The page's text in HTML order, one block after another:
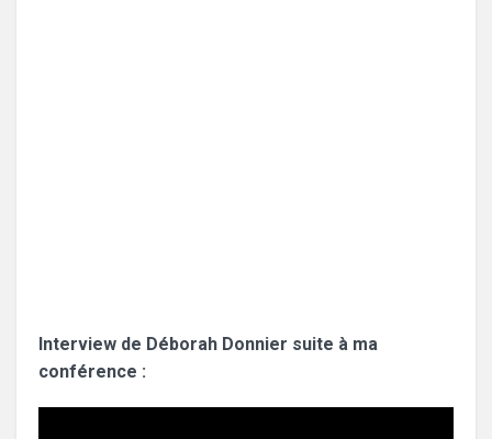
Interview de Déborah Donnier suite à ma
conférence :